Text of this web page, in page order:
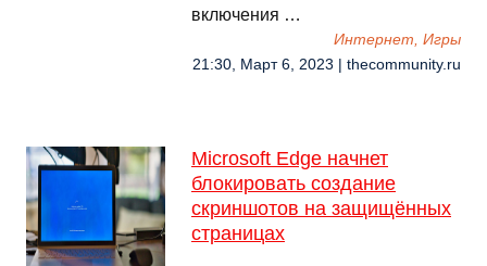
включения …
Интернет, Игры
21:30, Март 6, 2023 | thecommunity.ru
Microsoft Edge начнет
блокировать создание
скриншотов на защищённых
страницах